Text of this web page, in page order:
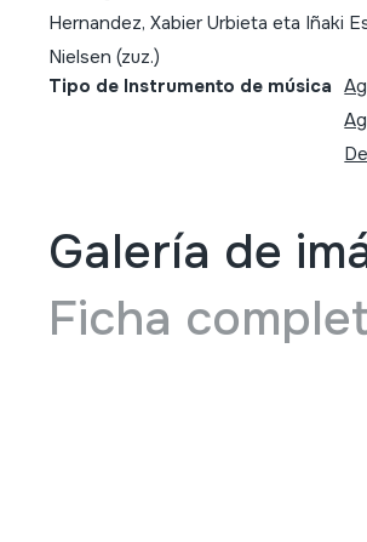
Hernandez, Xabier Urbieta eta Iñaki
Nielsen (zuz.)
Tipo de Instrumento de música
Galería de
Ficha